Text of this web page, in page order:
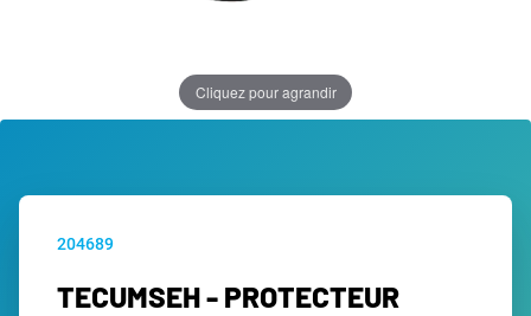
Cliquez pour agrandir
204689
TECUMSEH - PROTECTEUR